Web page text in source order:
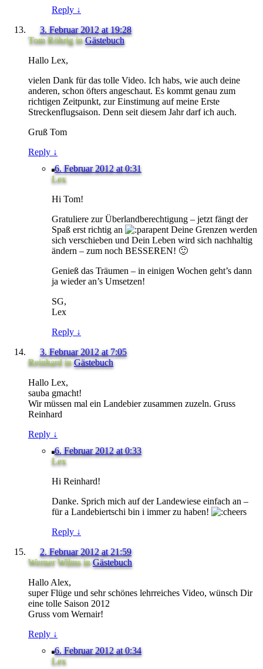
Reply ↓
3. Februar 2012 at 19:28
Tom RöhriginGästebuch
Hallo Lex,
vielen Dank für das tolle Video. Ich habs, wie auch deine
anderen, schon öfters angeschaut. Es kommt genau zum
richtigen Zeitpunkt, zur Einstimung auf meine Erste
Streckenflugsaison. Denn seit diesem Jahr darf ich auch.
Gruß Tom
Reply ↓
6. Februar 2012 at 0:31
Lex
Hi Tom!
Gratuliere zur Überlandberechtigung – jetzt fängt der
Spaß erst richtig an
Deine Grenzen werden
sich verschieben und Dein Leben wird sich nachhaltig
ändern – zum noch BESSEREN! 🙂
Genieß das Träumen – in einigen Wochen geht’s dann
ja wieder an’s Umsetzen!
SG,
Lex
Reply ↓
3. Februar 2012 at 7:05
Reinhard inGästebuch
Hallo Lex,
sauba gmacht!
Wir müssen mal ein Landebier zusammen zuzeln. Gruss
Reinhard
Reply ↓
6. Februar 2012 at 0:33
Lex
Hi Reinhard!
Danke. Sprich mich auf der Landewiese einfach an –
für a Landebiertschi bin i immer zu haben!
Reply ↓
2. Februar 2012 at 21:59
Werner WilmsinGästebuch
Hallo Alex,
super Flüge und sehr schönes lehrreiches Video, wünsch Dir
eine tolle Saison 2012
Gruss vom Wernair!
Reply ↓
6. Februar 2012 at 0:34
Lex